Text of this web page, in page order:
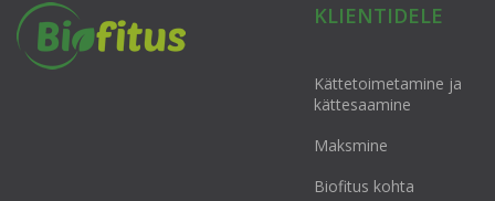
KLIENTIDELE
Kättetoimetamine ja
kättesaamine
Maksmine
Biofitus kohta